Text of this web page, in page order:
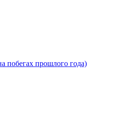
побегах прошлого года)